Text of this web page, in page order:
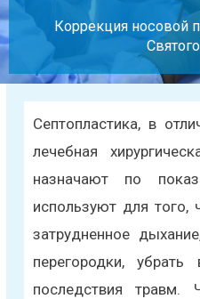
Коррекция носовой
Септопластика, в
лечебная
назначают по
используют для того,
затрудненное
перегородки,
последствия травм.